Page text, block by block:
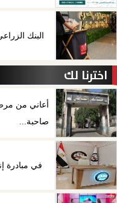
البنك
اخترنا لك
أعاني من
صاحبة...
في مبادرة